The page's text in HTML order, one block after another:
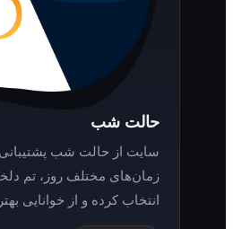
حالت شب
سایت از حالت شب پشتیبانی می‌کند؛ در
زمان‌های مختلف روز، تم دلخواه خود را
انتخاب کرده و از خوانایی بهتر لذت ببرید.